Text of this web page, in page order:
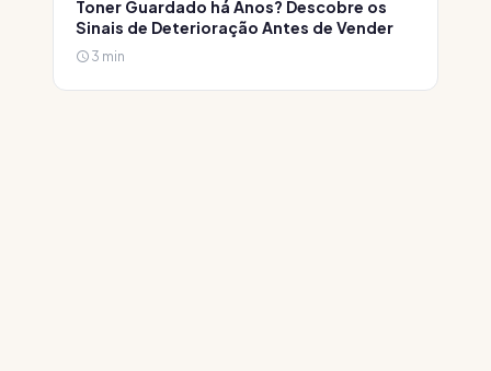
Toner Guardado há Anos? Descobre os
Sinais de Deterioração Antes de Vender
3 min